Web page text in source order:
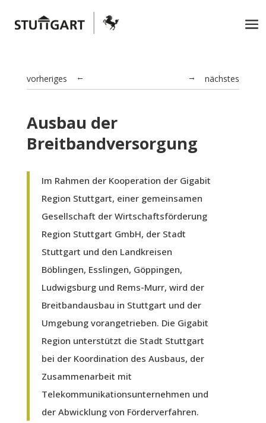
← nächstes
vorheriges →
Ausbau der
Breitbandversorgung
Im Rahmen der Kooperation der Gigabit
Region Stuttgart, einer gemeinsamen
Gesellschaft der Wirtschaftsförderung
Region Stuttgart GmbH, der Stadt
Stuttgart und den Landkreisen
Böblingen, Esslingen, Göppingen,
Ludwigsburg und Rems-Murr, wird der
Breitbandausbau in Stuttgart und der
Umgebung vorangetrieben. Die Gigabit
Region unterstützt die Stadt Stuttgart
bei der Koordination des Ausbaus, der
Zusammenarbeit mit
Telekommunikationsunternehmen und
der Abwicklung von Förderverfahren.